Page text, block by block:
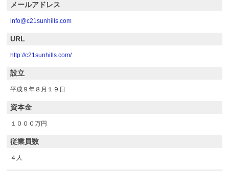
メールアドレス
info@c21sunhills.com
URL
http://c21sunhills.com/
設立
平成９年８月１９日
資本金
１０００万円
従業員数
４人